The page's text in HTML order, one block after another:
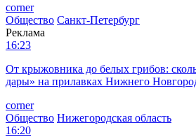
corner
Общество Санкт-Петербург
Реклама
16:23
От крыжовника до белых грибов:
дары» на прилавках Нижнего
corner
Общество Нижегородская область
16:20